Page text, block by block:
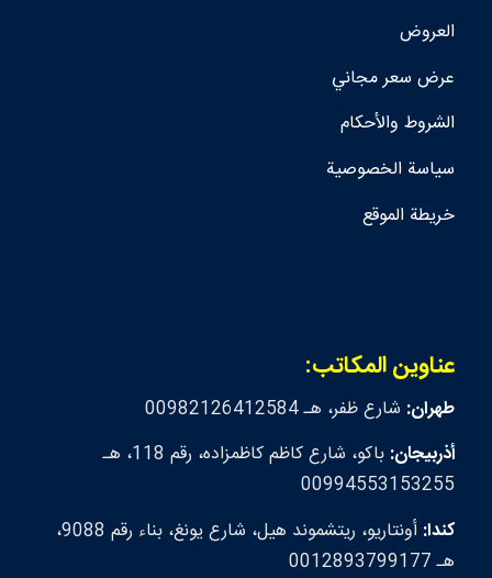
العروض
عرض سعر مجاني
الشروط والأحكام
سياسة الخصوصية
خريطة الموقع
عناوين المكاتب:
طهران: شارع ظفر، هـ 00982126412584
أذربيجان:
باكو، شارع كاظم كاظمزاده، رقم 118، هـ
00994553153255
كندا:
أونتاريو، ريتشموند هيل، شارع يونغ، بناء رقم 9088،
هـ 0012893799177